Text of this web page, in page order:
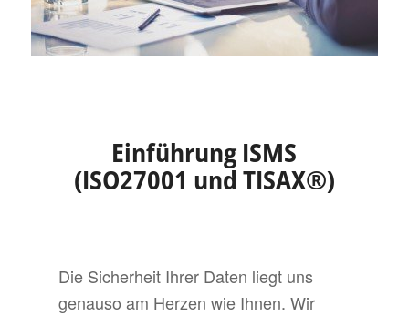
Einführung ISMS
(ISO27001 und TISAX®)
Die Sicherheit Ihrer Daten liegt uns
genauso am Herzen wie Ihnen. Wir